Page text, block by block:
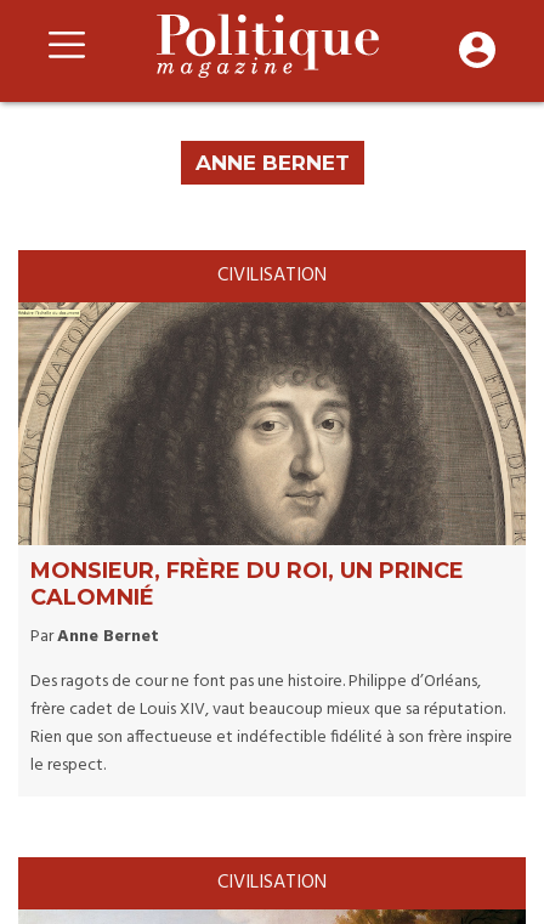
ANNE BERNET
CIVILISATION
MONSIEUR, FRÈRE DU ROI, UN PRINCE
CALOMNIÉ
ParAnne Bernet
Des ragots de cour ne font pas une histoire. Philippe d’Orléans,
frère cadet de Louis XIV, vaut beaucoup mieux que sa réputation.
Rien que son affectueuse et indéfectible fidélité à son frère inspire
le respect.
CIVILISATION